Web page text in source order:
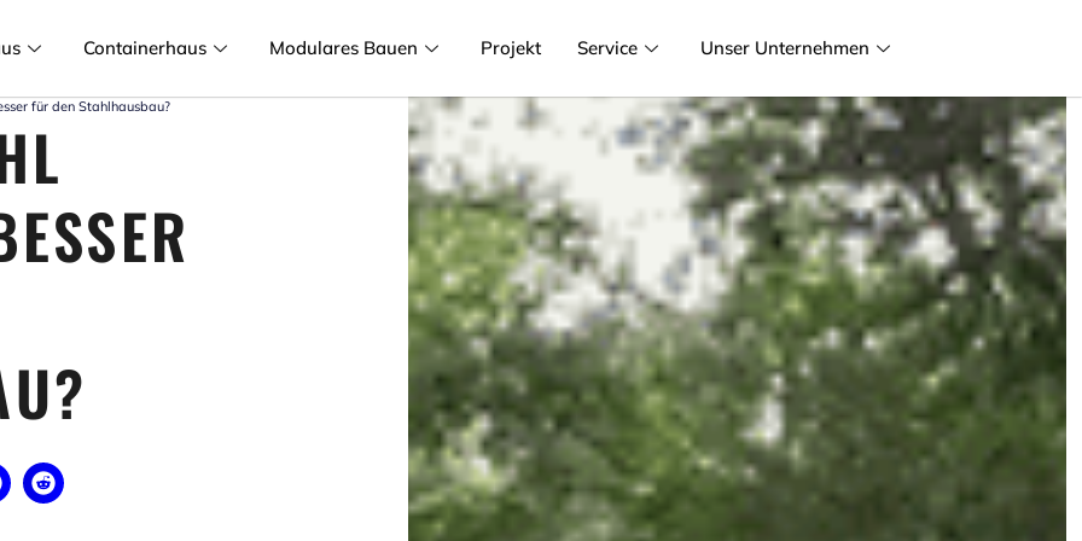
Containerhaus Modulares Bauen Projekt Service Unser Unternehmen
für den Stahlhausbau?